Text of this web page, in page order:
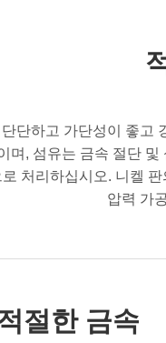
단하고 가단성이 좋고
며, 섬유는 금속 절단
처리하십시오. 니켈
압력 가
절한 금속